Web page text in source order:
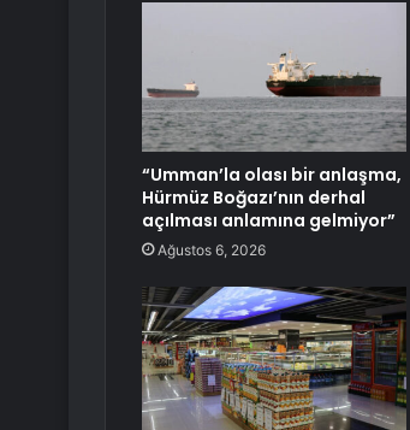
“Umman’la olası bir anlaşma,
Hürmüz Boğazı’nın derhal
açılması anlamına gelmiyor”
Ağustos 6, 2026